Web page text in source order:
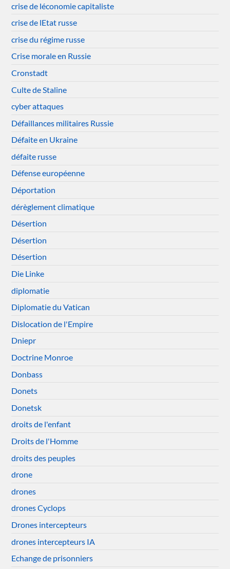
crise de léconomie capitaliste
crise de lEtat russe
crise du régime russe
Crise morale en Russie
Cronstadt
Culte de Staline
cyber attaques
Défaillances militaires Russie
Défaite en Ukraine
défaite russe
Défense européenne
Déportation
dérèglement climatique
Désertion
Désertion
Désertion
Die Linke
diplomatie
Diplomatie du Vatican
Dislocation de l'Empire
Dniepr
Doctrine Monroe
Donbass
Donets
Donetsk
droits de l'enfant
Droits de l'Homme
droits des peuples
drone
drones
drones Cyclops
Drones intercepteurs
drones intercepteurs IA
Echange de prisonniers